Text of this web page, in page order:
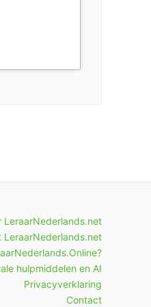
LeraarNederlands.net
LeraarNederlands.net
hulpmiddelen en AI
Privacyverklaring
Contact